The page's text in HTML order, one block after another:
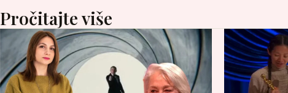
Pročitajte više